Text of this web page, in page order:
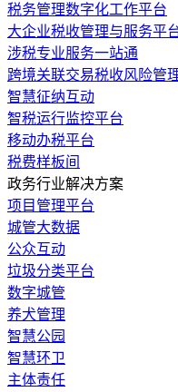
税务管理数字化工作平台
大企业税收管理与服务平
涉税专业服务一站通
跨境关联交易税收风险管
智慧征纳互动
智税运行监控平台
移动办税平台
税费样板间
政务行业解决方案
​项目管理平台
城管大数据
公众互动
垃圾分类平台
数字城管
养犬管理
智慧公园
智慧环卫
主体责任